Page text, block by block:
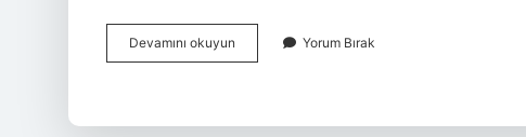
Devamını okuyun
Protein
Yorum Bırak